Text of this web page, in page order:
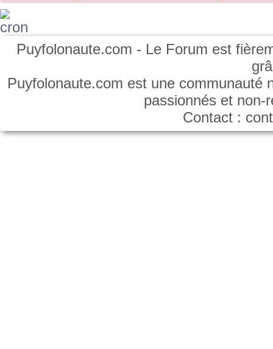
Puyfolonaute.com - Le Forum est
Puyfolonaute.com est une communauté
passionnés et
Contact :